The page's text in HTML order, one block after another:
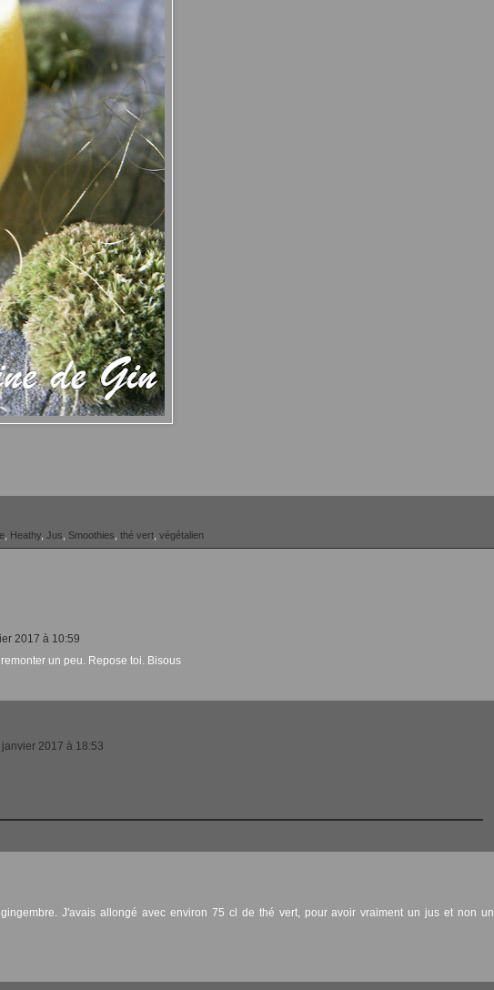
Heathy Jus Smoothies thé vert végétalien
2017 à 10:59
un peu. Repose toi. Bisous
janvier 2017 à 18:53
J'avais allongé avec environ 75 cl de thé vert, pour avoir vraiment un jus et non un